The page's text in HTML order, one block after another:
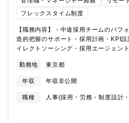
フレックスタイム制度
【職務内容】・中途採用チームのパフ
造的把握のサポート・採用計画・KPI
イレクトソーシング・採用エージェン
シニアマネージャーとマネージャーと
ティブの推進のサポート・中途採用リ
Endでの採用活動※メールの読み書き
面もございます。【企業担当から見た
リングする大手企業の中途採用業務だ
勤務地 東京都
年収 年収非公開
職種
人事(採用・労務・制度設計